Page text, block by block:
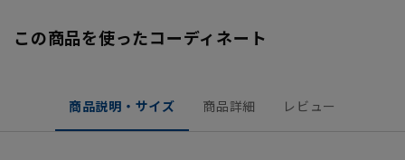
この商品を使ったコーディネート
商品説明・サイズ 商品詳細 レビュー